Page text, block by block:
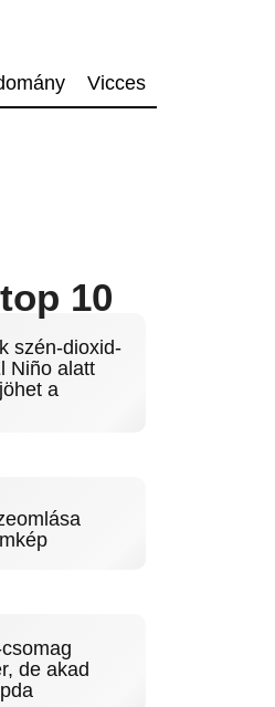
Vicces
top 10
szén-dioxid-
Niño alatt
a
de akad